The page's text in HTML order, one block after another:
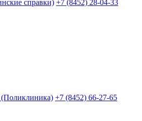
справки) +7 (8452) 28-04-33
(Поликлиника) +7 (8452) 66-27-65